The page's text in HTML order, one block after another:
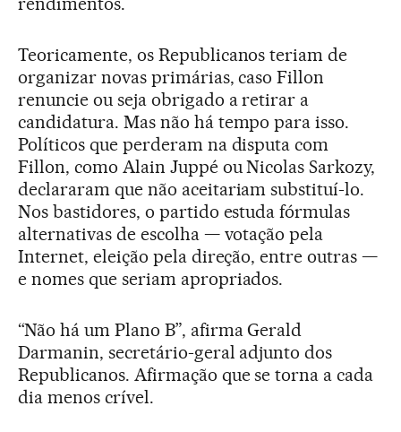
Teoricamente, os Republicanos teriam de
organizar novas primárias, caso Fillon
renuncie ou seja obrigado a retirar a
candidatura. Mas não há tempo para isso.
Políticos que perderam na disputa com
Fillon, como Alain Juppé ou Nicolas Sarkozy,
declararam que não aceitariam substituí-lo.
Nos bastidores, o partido estuda fórmulas
alternativas de escolha — votação pela
Internet, eleição pela direção, entre outras —
e nomes que seriam apropriados.
“Não há um Plano B”, afirma Gerald
Darmanin, secretário-geral adjunto dos
Republicanos. Afirmação que se torna a cada
dia menos crível.